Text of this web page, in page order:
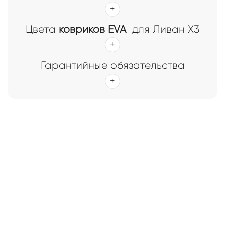
Цвета ковриков EVAдля Ливан X3
Гарантийные обязательства